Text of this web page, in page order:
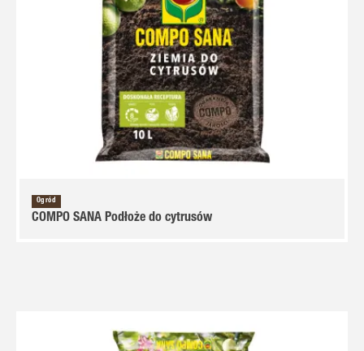
Ogród
COMPO SANA Podłoże do cytrusów